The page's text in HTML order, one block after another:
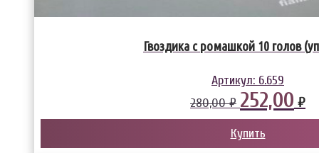
Гвоздика с ромашкой 10 голов
Артикул: 6.659
280,00 ₽ 252,00 ₽
Купить